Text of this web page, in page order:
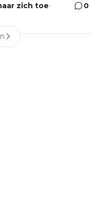
zich toe
0